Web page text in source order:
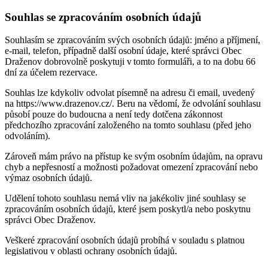
Souhlas se zpracováním osobních údajů
Souhlasím se zpracováním svých osobních údajů: jméno a příjmení,
e-mail, telefon, případně další osobní údaje, které správci Obec
Draženov dobrovolně poskytuji v tomto formuláři, a to na dobu 66
dní za účelem rezervace.
Souhlas lze kdykoliv odvolat písemně na adresu či email, uvedený
na https://www.drazenov.cz/. Beru na vědomí, že odvolání souhlasu
působí pouze do budoucna a není tedy dotčena zákonnost
předchozího zpracování založeného na tomto souhlasu (před jeho
odvoláním).
Zároveň mám právo na přístup ke svým osobním údajům, na opravu
chyb a nepřesností a možnosti požadovat omezení zpracování nebo
výmaz osobních údajů.
Udělení tohoto souhlasu nemá vliv na jakékoliv jiné souhlasy se
zpracováním osobních údajů, které jsem poskytl/a nebo poskytnu
správci Obec Draženov.
Veškeré zpracování osobních údajů probíhá v souladu s platnou
legislativou v oblasti ochrany osobních údajů.